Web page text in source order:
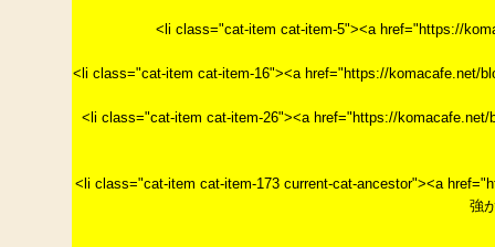
<li class="cat-item cat-item-5"><a href="https://
<li class="cat-item cat-item-16"><a href="https://komacafe.net/
<li class="cat-item cat-item-26"><a href="https://
<li class="cat-item cat-item-173 current-cat-ancestor"><a
強